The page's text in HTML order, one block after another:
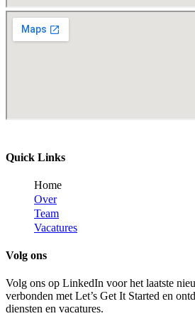
Quick Links
Home
Over
Team
Vacatures
Volg ons
Volg ons op LinkedIn voor het laatste
verbonden met Let’s Get It Started en
diensten en vacatures.